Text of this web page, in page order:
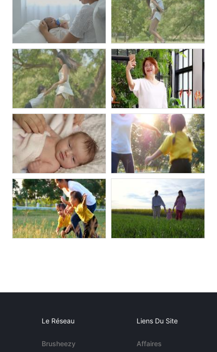
Le Réseau
Brusheezy
Liens Du Site
Affaires